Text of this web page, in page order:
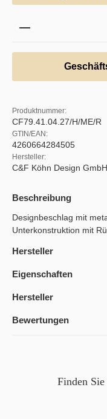
Produkt Anzahl:
Produktnummer:
CF79.41.04.27/H/ME/R
GTIN/EAN:
4260664284505
Hersteller:
C&F Köhn Design
Beschreibung
Designbeschlag mit
Unterkonstruktion mit
Hersteller
Eigenschaften
Hersteller
Bewertungen
Finden